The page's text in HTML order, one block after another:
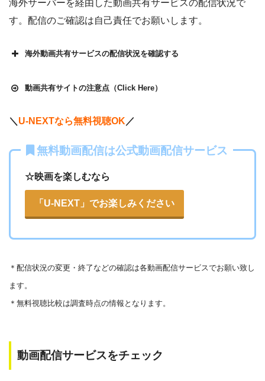
海外サーバーを経由した動画共有サービスの配信状況で
す。配信のご確認は自己責任でお願いします。
海外動画共有サービスの配信状況を確認する
各動画共有サイトを実際に確認する
▶︎Openload(アクセスブロック中）
動画共有サイトの注意点（Click Here）
イトで配信されている動画は、著作権法や象徴権を侵害して
いる恐れがあります。
また、著作権については、保護の・違反に対しての厳罰化の
照）
す。
＼ U-NEXTなら無料視聴OK ／
無料動画配信は公式動画配信サービス
☆映画を楽しむなら
「U-NEXT」でお楽しみください
＊ 配信状況の変更・終了などの確認は各動画配信サービスでお願い致し
ます。
＊無料視聴比較は調査時点の情報となります。
動画配信サービスをチェック